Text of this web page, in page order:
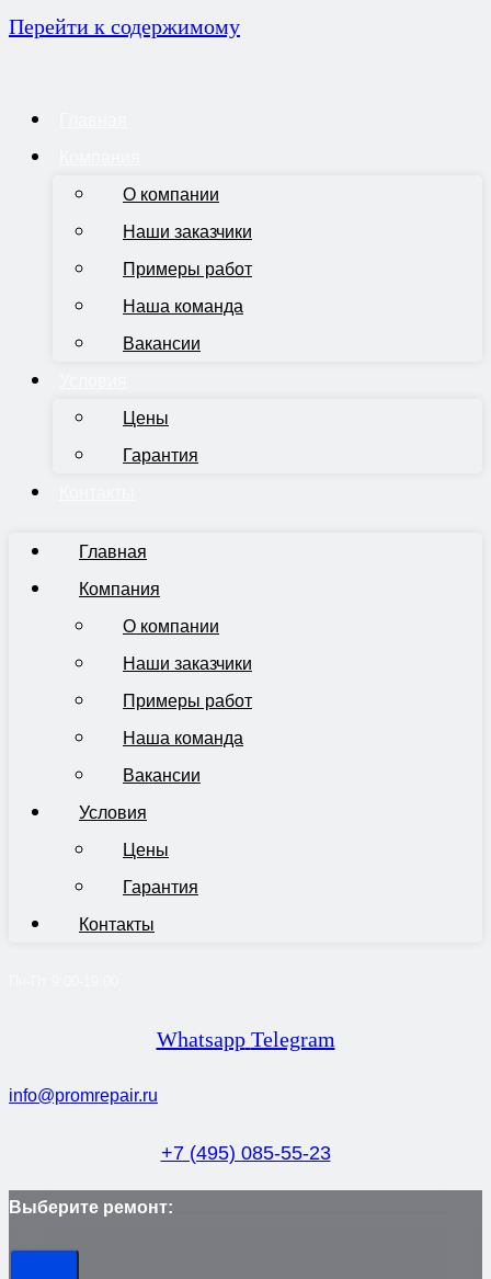
Перейти к содержимому
О компании
Наши заказчики
Примеры работ
Наша команда
Вакансии
Цены
Гарантия
Главная
Компания
О компании
Наши заказчики
Примеры работ
Наша команда
Вакансии
Условия
Цены
Гарантия
Контакты
Whatsapp Telegram
info@promrepair.ru
+7 (495) 085-55-23
Выберите ремонт: